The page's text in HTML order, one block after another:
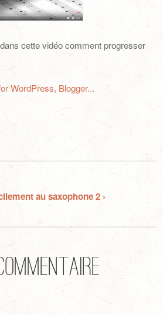
cette vidéo comment progresser
au saxophone 2 ›